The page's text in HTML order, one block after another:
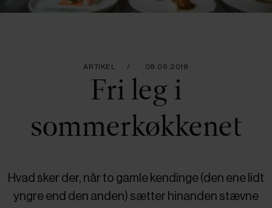
ARTIKEL 08.06.2018
Fri leg i
sommerkøkkenet
Hvad sker der, når to gamle kendinge (den ene lidt
yngre end den anden) sætter hinanden stævne